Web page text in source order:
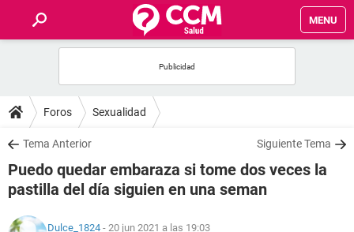
MENU
FOROS
SALUD
FAMILIA
NUTRICIÓN
Foros Sexualidad
Tema Anterior Siguiente Tema
Puedo quedar embaraza si tome dos veces la
pastilla del día siguien en una seman
Dulce_1824 - 20 jun 2021 a las 19:03